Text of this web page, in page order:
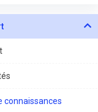
connaissances